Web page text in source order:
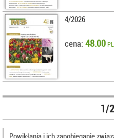
4/2026
cena: 48.00
1/